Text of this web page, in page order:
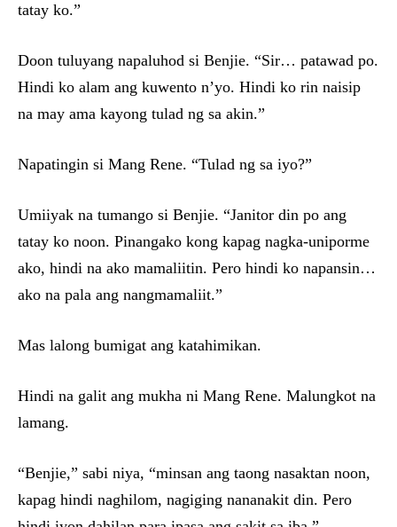
tatay ko.”
Doon tuluyang napaluhod si Benjie. “Sir… patawad po.
Hindi ko alam ang kuwento n’yo. Hindi ko rin naisip
na may ama kayong tulad ng sa akin.”
Napatingin si Mang Rene. “Tulad ng sa iyo?”
Umiiyak na tumango si Benjie. “Janitor din po ang
tatay ko noon. Pinangako kong kapag nagka-uniporme
ako, hindi na ako mamaliitin. Pero hindi ko napansin…
ako na pala ang nangmamaliit.”
Mas lalong bumigat ang katahimikan.
Hindi na galit ang mukha ni Mang Rene. Malungkot na
lamang.
“Benjie,” sabi niya, “minsan ang taong nasaktan noon,
kapag hindi naghilom, nagiging nananakit din. Pero